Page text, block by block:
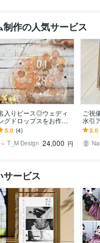
作の人気サービス
入りピース◎ウェディ
グドロップスをお作り
ます 透明感が美しいア
リル製のウェディング
ロップスです
5.0 (4)
T_M Design 24,000 円
ご祝
水引
す 大
に残
5.0
サービス